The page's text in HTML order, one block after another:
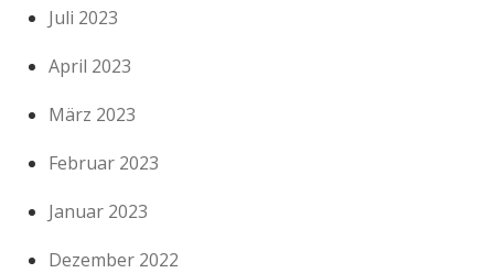
Juli 2023
April 2023
März 2023
Februar 2023
Januar 2023
Dezember 2022